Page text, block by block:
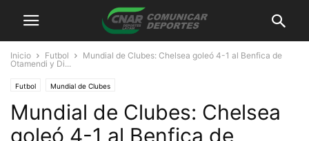
Inicio Futbol
Mundial de Clubes: Chelsea goleó 4-1 al Benfica de
Otamendi y Di...
Futbol Mundial de Clubes
Mundial de Clubes: Chelsea
goleó 4-1 al Benfica de